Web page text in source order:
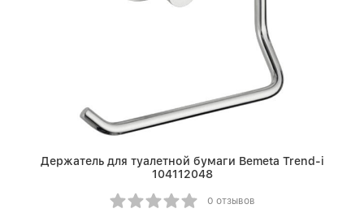
Держатель для туалетной бумаги Bemeta Trend-i
104112048
0 отзывов